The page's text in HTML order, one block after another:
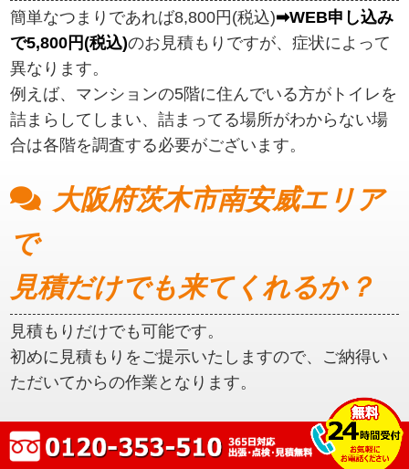
簡単なつまりであれば8,800円(税込)➡WEB申し込み
で5,800円(税込)のお見積もりですが、症状によって
異なります。
例えば、マンションの5階に住んでいる方がトイレを
詰まらしてしまい、詰まってる場所がわからない場
合は各階を調査する必要がございます。
大阪府茨木市南安威エリア
で
見積だけでも来てくれるか？
見積もりだけでも可能です。
初めに見積もりをご提示いたしますので、ご納得い
ただいてからの作業となります。
大阪府茨木市南安威エリア